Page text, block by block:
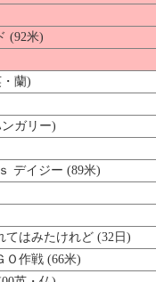
(92米)
蘭)
ガリー)
デイジー (89米)
はみたけれど (32日)
Ｏ作戦 (66米)